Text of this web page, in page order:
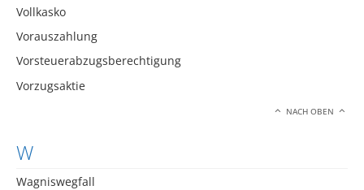
Vollkasko
Vorauszahlung
Vorsteuerabzugsberechtigung
Vorzugsaktie
NACH OBEN
W
Wagniswegfall